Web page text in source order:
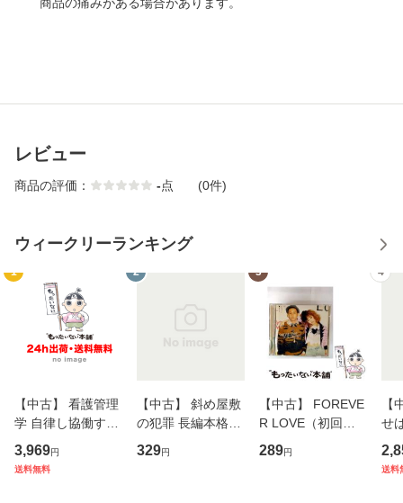
レビュー
商品の評価： -点 (0件)
ウィークリーランキング
1
【中古】 看護管理
学 自律し協働する
専門職の看護マネ
ジメントスキル 改
3,969円
送料無料
2
【中古】 斜め屋敷
の犯罪 長編本格推
理小説 (光文社文
庫) / 島田荘司 / 光
329円
3
【中古】 FOREVE
R LOVE（初回生
産限定盤） / 清水
翔太×加藤ミリヤ /
289円
4
【
せ
タ
送料